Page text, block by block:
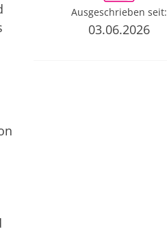
Ausgeschrieben seit:
03.06.2026